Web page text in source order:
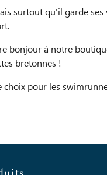
surtout qu'il garde
bonjour à notre
bretonnes !
pour les